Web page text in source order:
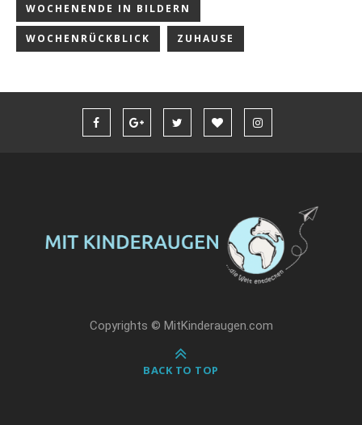
WOCHENENDE IN BILDERN
WOCHENRÜCKBLICK ZUHAUSE
Copyrights © MitKinderaugen.com
BACK TO TOP